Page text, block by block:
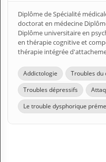
Diplôme de Spécialité
doctorat en médecine
Diplôme universitaire en
en thérapie cognitive et
thérapie intégrée
Addictologie
Troubles du
Troubles dépressifs
Le trouble dysphorique